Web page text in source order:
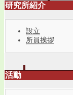
研究所紹介
設立
所員挨拶
活動